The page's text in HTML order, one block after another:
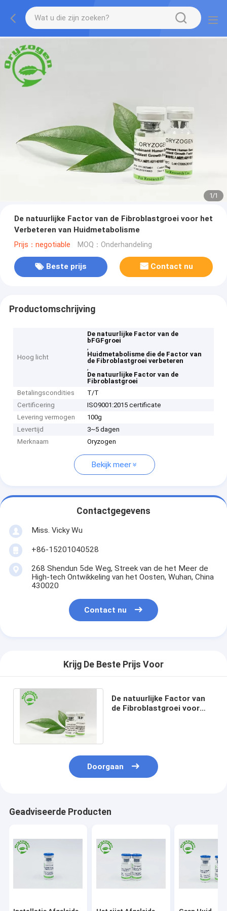
1/1
De natuurlijke Factor van de Fibroblastgroei voor het
Verbeteren van Huidmetabolisme
Prijs：negotiable MOQ：Onderhandeling
Beste prijs Contact nu
Productomschrijving
Hoog licht
De natuurlijke Factor van de
bFGFgroei
,
Huidmetabolisme die de Factor van
de Fibroblastgroei verbeteren
,
De natuurlijke Factor van de
Fibroblastgroei
Betalingscondities
T/T
Certificering
ISO9001:2015 certificate
Levering vermogen
100g
Levertijd
3~5 dagen
Merknaam
Oryzogen
Bekijk meer
Contactgegevens
Miss. Vicky Wu
+86-15201040528
268 Shendun 5de Weg, Streek van de het Meer de
High-tech Ontwikkeling van het Oosten, Wuhan, China
430020
Contact nu
Krijg De Beste Prijs Voor
De natuurlijke Factor van
de Fibroblastgroei voor
Doorgaan
Geadviseerde Producten